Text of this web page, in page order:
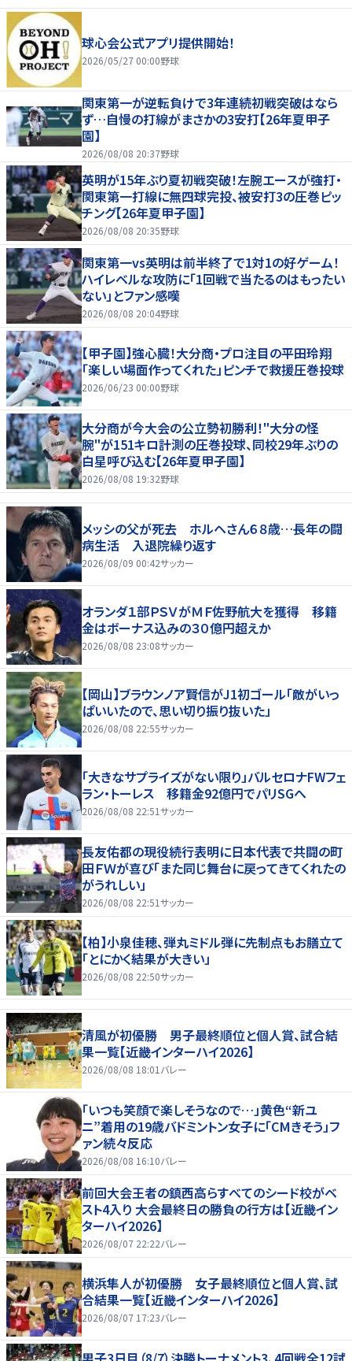
球心会公式アプリ提供開始！
2026/05/27 00:00野球
関東第一が逆転負けで3年連続初戦突破はなら
ず…自慢の打線がまさかの3安打【26年夏甲子
園】
2026/08/08 20:37野球
英明が15年ぶり夏初戦突破！左腕エースが強打・
関東第一打線に無四球完投、被安打3の圧巻ピッ
チング【26年夏甲子園】
2026/08/08 20:35野球
関東第一vs英明は前半終了で1対1の好ゲーム！
ハイレベルな攻防に「1回戦で当たるのはもったい
ない」とファン感嘆
2026/08/08 20:04野球
【甲子園】強心臓！大分商・プロ注目の平田玲翔
「楽しい場面作ってくれた」ピンチで救援圧巻投球
2026/06/23 00:00野球
大分商が今大会の公立勢初勝利！"大分の怪
腕"が151キロ計測の圧巻投球、同校29年ぶりの
白星呼び込む【26年夏甲子園】
2026/08/08 19:32野球
メッシの父が死去 ホルヘさん６８歳…長年の闘
病生活 入退院繰り返す
2026/08/09 00:42サッカー
オランダ１部ＰＳＶがＭＦ佐野航大を獲得 移籍
金はボーナス込みの３０億円超えか
2026/08/08 23:08サッカー
【岡山】ブラウンノア賢信がJ1初ゴール「敵がいっ
ぱいいたので、思い切り振り抜いた」
2026/08/08 22:55サッカー
「大きなサプライズがない限り」バルセロナFWフェ
ラン・トーレス 移籍金92億円でパリSGへ
2026/08/08 22:51サッカー
長友佑都の現役続行表明に日本代表で共闘の町
田ＦＷが喜び「また同じ舞台に戻ってきてくれたの
がうれしい」
2026/08/08 22:51サッカー
【柏】小泉佳穂、弾丸ミドル弾に先制点もお膳立て
「とにかく結果が大きい」
2026/08/08 22:50サッカー
清風が初優勝 男子最終順位と個人賞、試合結
果一覧【近畿インターハイ2026】
2026/08/08 18:01 バレー
「いつも笑顔で楽しそうなので…」黄色“新ユ
ニ”着用の19歳バドミントン女子に「CMきそう」フ
ァン続々反応
2026/08/08 16:10バレー
前回大会王者の鎮西高らすべてのシード校がベ
スト4入り 大会最終日の勝負の行方は【近畿イン
ターハイ2026】
2026/08/07 22:22バレー
横浜隼人が初優勝 女子最終順位と個人賞、試
合結果一覧【近畿インターハイ2026】
2026/08/07 17:23バレー